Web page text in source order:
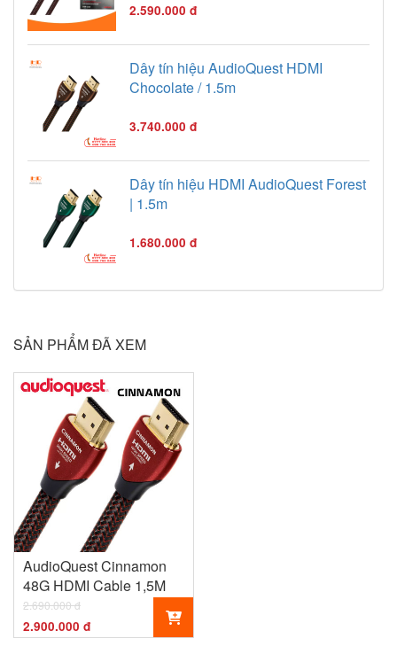
2.590.000 đ
Dây tín hiệu AudioQuest HDMI
Chocolate / 1.5m
3.740.000 đ
Dây tín hiệu HDMI AudioQuest Forest
| 1.5m
1.680.000 đ
SẢN PHẨM ĐÃ XEM
AudioQuest Cinnamon
48G HDMI Cable 1,5M
2.690.000 đ
2.900.000 đ